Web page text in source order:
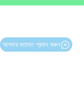
আপনার মতামত প্রদান করুন